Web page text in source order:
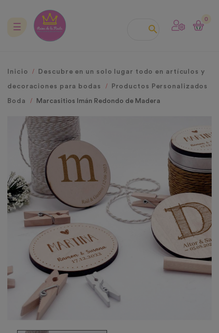

0
Navegación
☰
Inicio Descubre en un solo lugar todo en artículos y
decoraciones para bodas Productos Personalizados
Boda Marcasitios Imán Redondo de Madera